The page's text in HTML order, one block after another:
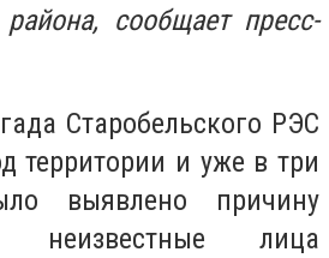
района, сообщает пресс-
Старобельского РЭС
территории и уже в три
выявлено причину
неизвестные лица